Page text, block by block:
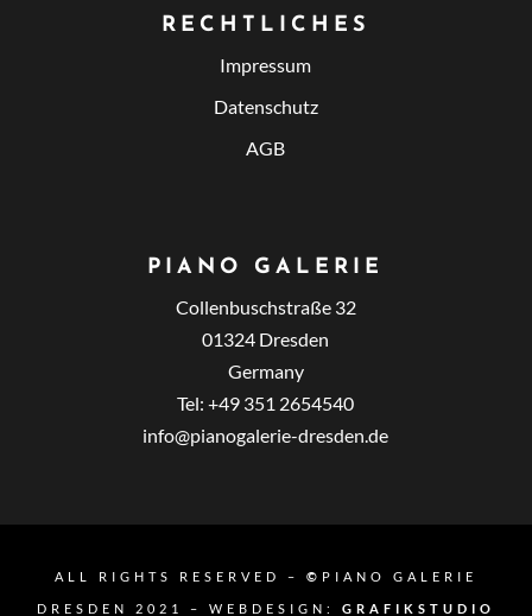
RECHTLICHES
Impressum
Datenschutz
AGB
PIANO GALERIE
Collenbuschstraße 32
01324 Dresden
Germany
Tel: +49 351 2654540
info@pianogalerie-dresden.de
ALL RIGHTS RESERVED – © PIANO GALERIE
DRESDEN 2021 – WEBDESIGN: GRAFIKSTUDIO